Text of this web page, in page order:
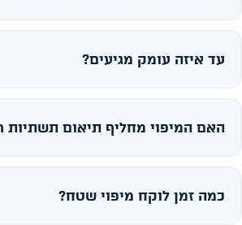
עד איזה עומק מגיעים?
האם המיפוי מחליף תיאום תשתיות
כמה זמן לוקח מיפוי שטח?